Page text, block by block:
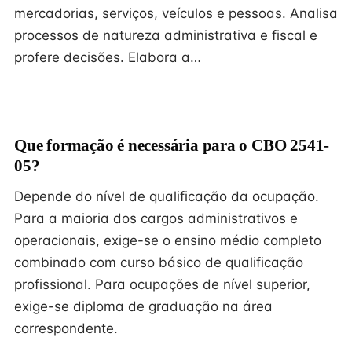
mercadorias, serviços, veículos e pessoas. Analisa
processos de natureza administrativa e fiscal e
profere decisões. Elabora a…
Que formação é necessária para o CBO 2541-
05?
Depende do nível de qualificação da ocupação.
Para a maioria dos cargos administrativos e
operacionais, exige-se o ensino médio completo
combinado com curso básico de qualificação
profissional. Para ocupações de nível superior,
exige-se diploma de graduação na área
correspondente.